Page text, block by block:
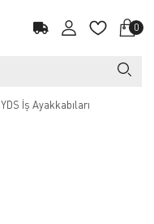
0
YDS İş Ayakkabıları